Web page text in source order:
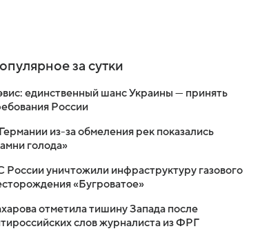
за сутки
единственный шанс Украины — принять
России
из-за обмеления рек показались
голода»
России уничтожили инфраструктуру газового
«Бугроватое»
отметила тишину Запада после
слов журналиста из ФРГ